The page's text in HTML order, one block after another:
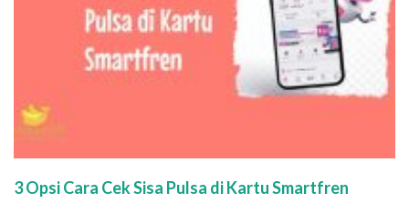
3 Opsi Cara Cek Sisa Pulsa di Kartu Smartfren